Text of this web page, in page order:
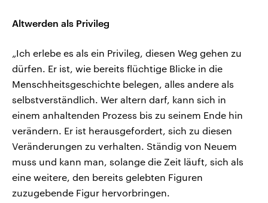
Altwerden als Privileg
„Ich erlebe es als ein Privileg, diesen Weg gehen zu
dürfen. Er ist, wie bereits flüchtige Blicke in die
Menschheitsgeschichte belegen, alles andere als
selbstverständlich. Wer altern darf, kann sich in
einem anhaltenden Prozess bis zu seinem Ende hin
verändern. Er ist herausgefordert, sich zu diesen
Veränderungen zu verhalten. Ständig von Neuem
muss und kann man, solange die Zeit läuft, sich als
eine weitere, den bereits gelebten Figuren
zuzugebende Figur hervorbringen.